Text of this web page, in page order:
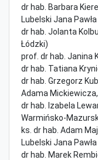
dr hab. Barbara
Lubelski Jana Pawła
dr hab. Jolanta
Łódzki)
prof. dr hab. Janina
dr hab. Tatiana
dr hab. Grzegorz
Adama
dr hab. Izabela
Warmińsko-
ks. dr hab. Adam
Lubelski Jana Pawła
dr hab. Marek